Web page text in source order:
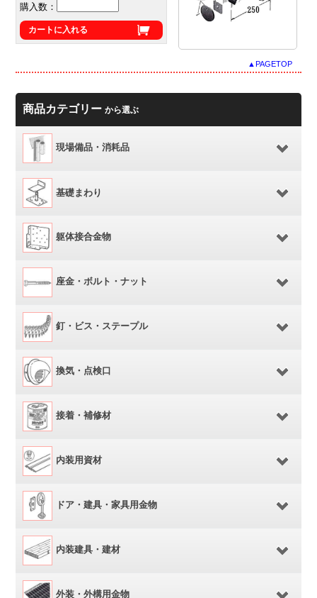
購入数：
カートに入れる
▲PAGETOP
商品カテゴリーから選ぶ
現場備品・消耗品
基礎まわり
躯体接合金物
座金・ボルト・ナット
釘・ビス・ステープル
換気・点検口
接着・補修材
内装用資材
ドア・建具・家具用金物
内装建具・建材
外装・外構用金物